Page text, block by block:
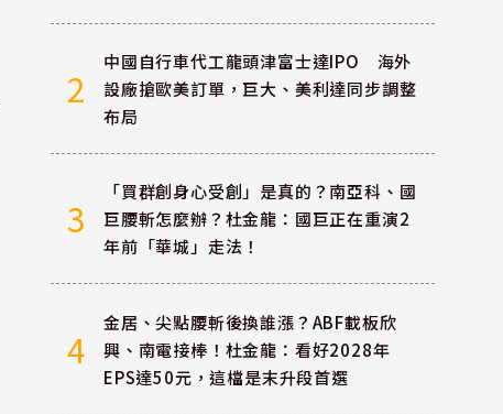
2
中國自行車代工龍頭津富士達IPO 海外
設廠搶歐美訂單，巨大、美利達同步調整
布局
3
「買群創身心受創」是真的？南亞科、國
巨腰斬怎麼辦？杜金龍：國巨正在重演2
年前「華城」走法！
4
金居、尖點腰斬後換誰漲？ABF載板欣
興、南電接棒！杜金龍：看好2028年
EPS達50元，這檔是末升段首選